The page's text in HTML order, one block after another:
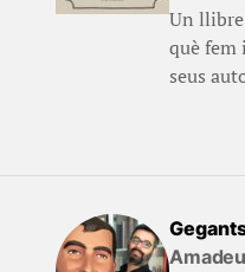
Un llibre
què fem
seus